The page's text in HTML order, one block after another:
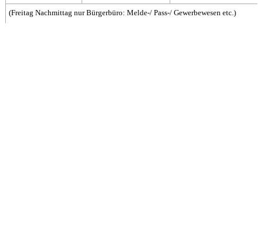
(Freitag Nachmittag nur Bürgerbüro: Melde-/ Pass-/ Gewerbewesen etc.)